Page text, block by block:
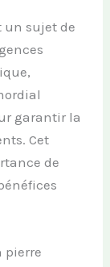
un sujet de
garantir la
Cet
de
pierre